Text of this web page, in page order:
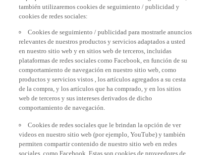
también utilizaremos cookies de seguimiento / publicidad y
cookies de redes sociales:
Cookies de seguimiento / publicidad para mostrarle anuncios
relevantes de nuestros productos y servicios adaptados a usted
en nuestro sitio web y en sitios web de terceros, incluidas
plataformas de redes sociales como Facebook, en función de su
comportamiento de navegación en nuestro sitio web, como
productos y servicios vistos , los artículos agregados a su cesta
de la compra, y los artículos que ha comprado, y en los sitios
web de terceros y sus intereses derivados de dicho
comportamiento de navegación.
Cookies de redes sociales que le brindan la opción de ver
videos en nuestro sitio web (por ejemplo, YouTube) y también
permiten compartir contenido de nuestro sitio web en redes
sociales, como Facebook. Estas son cookies de proveedores de